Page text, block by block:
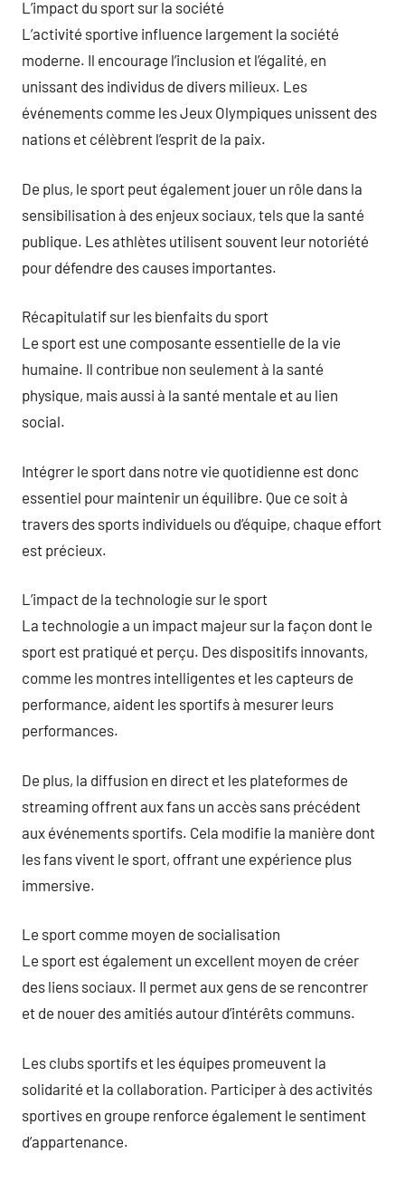
L’impact du sport sur la société
L’activité sportive influence largement la société
moderne. Il encourage l’inclusion et l’égalité, en
unissant des individus de divers milieux. Les
événements comme les Jeux Olympiques unissent des
nations et célèbrent l’esprit de la paix.
De plus, le sport peut également jouer un rôle dans la
sensibilisation à des enjeux sociaux, tels que la santé
publique. Les athlètes utilisent souvent leur notoriété
pour défendre des causes importantes.
Récapitulatif sur les bienfaits du sport
Le sport est une composante essentielle de la vie
humaine. Il contribue non seulement à la santé
physique, mais aussi à la santé mentale et au lien
social.
Intégrer le sport dans notre vie quotidienne est donc
essentiel pour maintenir un équilibre. Que ce soit à
travers des sports individuels ou d’équipe, chaque effort
est précieux.
L’impact de la technologie sur le sport
La technologie a un impact majeur sur la façon dont le
sport est pratiqué et perçu. Des dispositifs innovants,
comme les montres intelligentes et les capteurs de
performance, aident les sportifs à mesurer leurs
performances.
De plus, la diffusion en direct et les plateformes de
streaming offrent aux fans un accès sans précédent
aux événements sportifs. Cela modifie la manière dont
les fans vivent le sport, offrant une expérience plus
immersive.
Le sport comme moyen de socialisation
Le sport est également un excellent moyen de créer
des liens sociaux. Il permet aux gens de se rencontrer
et de nouer des amitiés autour d’intérêts communs.
Les clubs sportifs et les équipes promeuvent la
solidarité et la collaboration. Participer à des activités
sportives en groupe renforce également le sentiment
d’appartenance.